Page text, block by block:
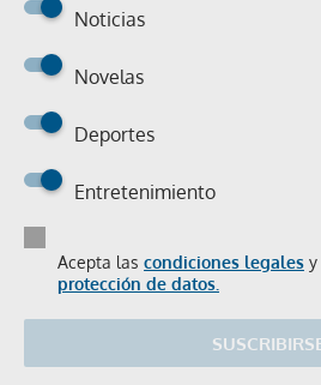
Noticias
Novelas
Deportes
Entretenimiento
Acepta las condiciones legales y
protección de datos.